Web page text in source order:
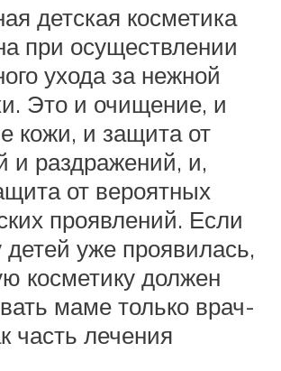
детская косметика
при осуществлении
ухода за нежной
Это и очищение, и
кожи, и защита от
и раздражений, и,
от вероятных
проявлений. Если
детей уже проявилась,
косметику должен
маме только врач-
часть лечения